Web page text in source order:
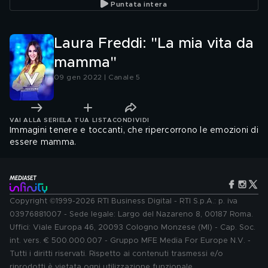
Puntata intera
Laura Freddi: "La mia vita da
mamma"
09 gen 2022 | Canale 5
VAI ALLA SERIE LA TUA LISTA CONDIVIDI
Immagini tenere e toccanti, che ripercorrono le emozioni di
essere mamma.
Copyright ©1999-2026 RTI Business Digital - RTI S.p.A.: p. iva
03976881007 - Sede legale: Largo del Nazareno 8, 00187 Roma.
Uffici: Viale Europa 46, 20093 Cologno Monzese (MI) - Cap. Soc.
int. vers. € 500.000.007 - Gruppo MFE Media For Europe N.V. -
Tutti i diritti riservati. Rispetto ai contenuti trasmessi e/o